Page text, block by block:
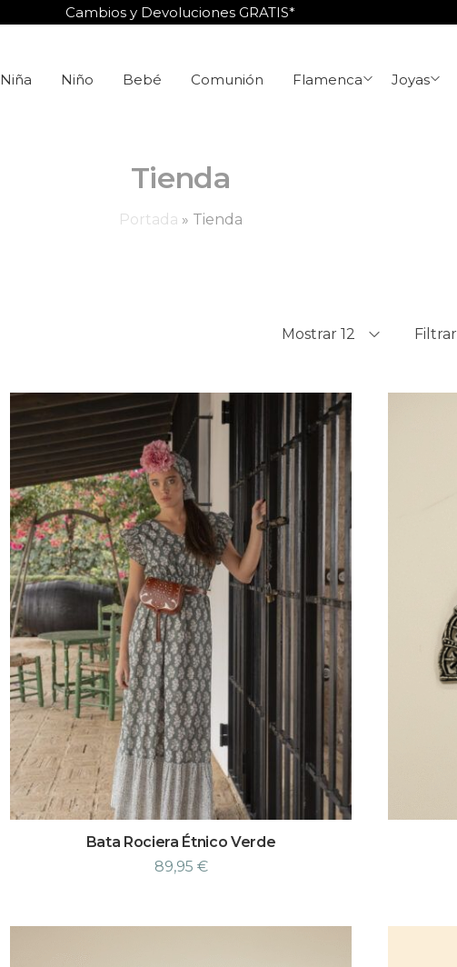
Cambios y Devoluciones GRATIS*
Niña Niño Bebé Comunión Flamenca Joyas
Tienda
Portada » Tienda
Mostrar 12 Filtrar
Bata Rociera Étnico Verde
89,95 €